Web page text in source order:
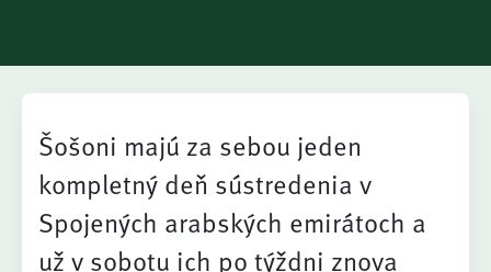
Šošoni majú za sebou jeden
kompletný deň sústredenia v
Spojených arabských emirátoch a
už v sobotu ich po týždni znova